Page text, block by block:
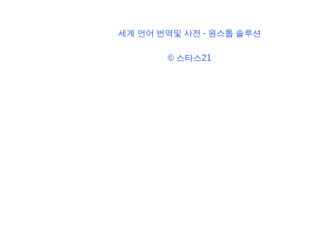
세계 언어 번역및 사전 - 원스톱 솔루션
© 스타스21